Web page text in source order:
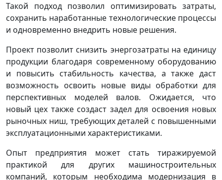
Такой подход позволил оптимизировать затраты,
сохранить наработанные технологические процессы
и одновременно внедрить новые решения.
Проект позволит снизить энергозатраты на единицу
продукции благодаря современному оборудованию
и повысить стабильность качества, а также даст
возможность освоить новые виды обработки для
перспективных моделей валов. Ожидается, что
новый цех также создаст задел для освоения новых
рыночных ниш, требующих деталей с повышенными
эксплуатационными характеристиками.
Опыт предприятия может стать тиражируемой
практикой для других машиностроительных
компаний, которым необходима модернизация в